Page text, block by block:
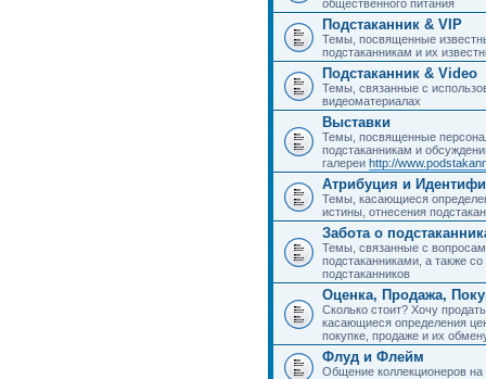
общественного питания
Подстаканник & VIP
Темы, посвященные
подстаканникам и их
Подстаканник & Video
Темы, связанные с
видеоматериалах
Выставки
Темы, посвященные
подстаканникам и
галереи http://
Атрибуция и
Темы, касающиеся
истины, отнесения
Забота о
Темы, связанные с
подстаканниками, а также
подстаканников
Оценка, Продажа,
Сколько стоит? Хочу
касающиеся определения
покупке, продаже и их
Флуд и Флейм
Общение коллекционеров